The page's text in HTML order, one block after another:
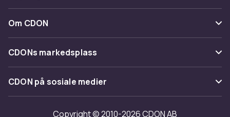
Kontakt oss
Levering
Tilbakekallinger
Kategorier
Varemerker
Om CDON
Om oss
Kundeanmeldelser
Jobbe på CDON
Investor relations
CDONs markedsplass
Merchant Help Center
CDON på sosiale medier
Copyright © 2010-2026 CDON AB